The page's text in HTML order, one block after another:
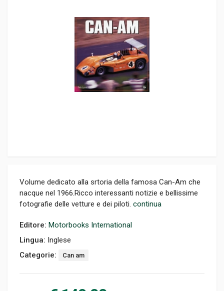
Volume dedicato alla srtoria della famosa Can-Am che
nacque nel 1966.Ricco interessanti notizie e bellissime
fotografie delle vetture e dei piloti. continua
Editore: Motorbooks International
Lingua: Inglese
Categorie:
Can am